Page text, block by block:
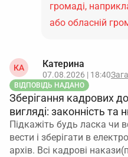
громаді,
або обласній
КА Катерина
07.08.2026 | 18:40
ВІДПОВІДЬ НАДАНО
Зберігання кадрових
вигляді: законність та
Підкажіть будь ласка чи
вести і зберігати в
архів. Всі кадрові